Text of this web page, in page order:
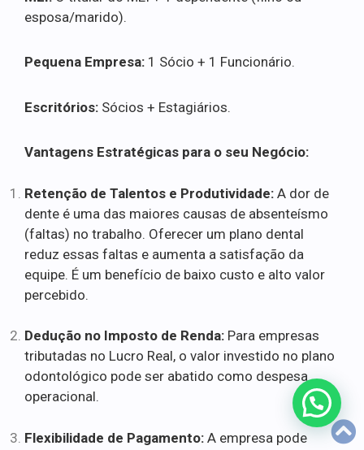
esposa/marido).
Pequena Empresa: 1 Sócio + 1 Funcionário.
Escritórios: Sócios + Estagiários.
Vantagens Estratégicas para o seu Negócio:
Retenção de Talentos e Produtividade: A dor de
dente é uma das maiores causas de absenteísmo
(faltas) no trabalho. Oferecer um plano dental
reduz essas faltas e aumenta a satisfação da
equipe. É um benefício de baixo custo e alto valor
percebido.
Dedução no Imposto de Renda: Para empresas
tributadas no Lucro Real, o valor investido no plano
odontológico pode ser abatido como despesa
operacional.
Flexibilidade de Pagamento: A empresa pode